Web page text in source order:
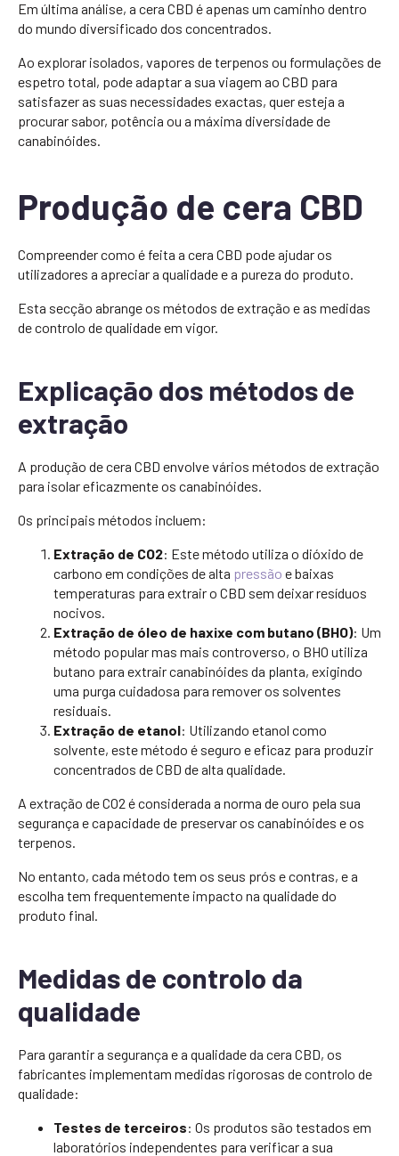
Em última análise, a cera CBD é apenas um caminho dentro
do mundo diversificado dos concentrados.
Ao explorar isolados, vapores de terpenos ou formulações de
espetro total, pode adaptar a sua viagem ao CBD para
satisfazer as suas necessidades exactas, quer esteja a
procurar sabor, potência ou a máxima diversidade de
canabinóides.
Produção de cera CBD
Compreender como é feita a cera CBD pode ajudar os
utilizadores a apreciar a qualidade e a pureza do produto.
Esta secção abrange os métodos de extração e as medidas
de controlo de qualidade em vigor.
Explicação dos métodos de
extração
A produção de cera CBD envolve vários métodos de extração
para isolar eficazmente os canabinóides.
Os principais métodos incluem:
Extração de CO2: Este método utiliza o dióxido de
carbono em condições de alta pressão e baixas
temperaturas para extrair o CBD sem deixar resíduos
nocivos.
Extração de óleo de haxixe com butano (BHO): Um
método popular mas mais controverso, o BHO utiliza
butano para extrair canabinóides da planta, exigindo
uma purga cuidadosa para remover os solventes
residuais.
Extração de etanol: Utilizando etanol como
solvente, este método é seguro e eficaz para produzir
concentrados de CBD de alta qualidade.
A extração de CO2 é considerada a norma de ouro pela sua
segurança e capacidade de preservar os canabinóides e os
terpenos.
No entanto, cada método tem os seus prós e contras, e a
escolha tem frequentemente impacto na qualidade do
produto final.
Medidas de controlo da
qualidade
Para garantir a segurança e a qualidade da cera CBD, os
fabricantes implementam medidas rigorosas de controlo de
qualidade:
Testes de terceiros: Os produtos são testados em
laboratórios independentes para verificar a sua